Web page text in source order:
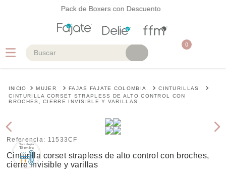
Pack de Boxers con Descuento
Buscar 0
MUJER FAJAS FAJATE COLOMBIA
CINTURILLAS
CINTURILLA CORSET STRAPLESS DE ALTO CONTROL CON
BROCHES, CIERRE INVISIBLE Y VARILLAS
Referencia: 11533CF
Cinturilla corset strapless de alto control con broches,
cierre invisible y varillas
1 faja
5. vestidos baño